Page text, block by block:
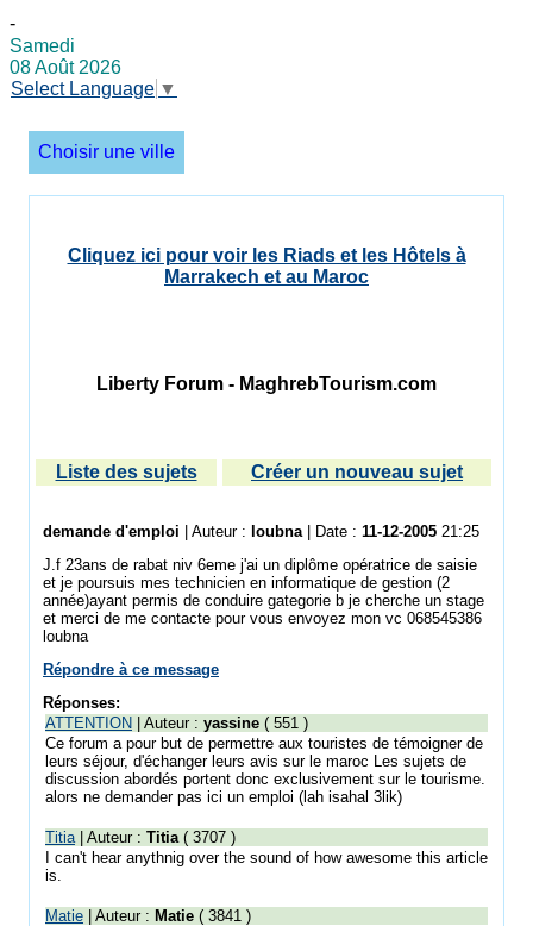
-
Samedi
08 Août 2026
Select Language ▼
Choisir une ville
Cliquez ici pour voir les Riads et les Hôtels à
Marrakech et au Maroc
Liberty Forum - MaghrebTourism.com
Liste des sujets Créer un nouveau sujet
demande d'emploi | Auteur : loubna| Date : 11-12-2005 21:25
J.f 23ans de rabat niv 6eme j'ai un diplôme opératrice de saisie
et je poursuis mes technicien en informatique de gestion (2
année)ayant permis de conduire gategorie b je cherche un stage
et merci de me contacte pour vous envoyez mon vc 068545386
loubna
Répondre à ce message
Réponses:
ATTENTION | Auteur : yassine ( 551 )
Ce forum a pour but de permettre aux touristes de témoigner de
leurs séjour, d'échanger leurs avis sur le maroc Les sujets de
discussion abordés portent donc exclusivement sur le tourisme.
alors ne demander pas ici un emploi (lah isahal 3lik)
Titia| Auteur : Titia( 3707 )
I can't hear anythnig over the sound of how awesome this article
is.
Matie | Auteur : Matie ( 3841 )